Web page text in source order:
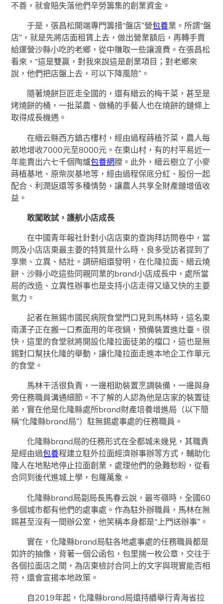
不善，就會賠失落他們辛勞籌集的創業資金。
于是，張昌松開端專門籌措“盤店”營包養業。所謂“盤
店”，就是先將店面租賃上去，做出營業額后，再轉手賣
給運營沙縣小吃的老鄉，從中賺取一些讓渡費。在張昌松
看來，“這是雙贏，對我來說這是創業項目；對老鄉來
說，他們把店盤上去，可以下降風險”。
隨著燒餅巨匠走全國的，還有縉云的梅干菜，甚至是
烤燒餅的桶，一批菜農、做桶的手藝人也在燒餅的鏈條上
取得成長機遇。
在縉云縣西方鎮古樓村，經由過程蒔植芥菜，農人每
畝地增收7000元至8000元。在東山村，有的村平易近一
年能賣出六七千個陶爐包養網膛。此外，縉云樹立了小麥
蒔植基地、原柴炭基地等，經由過程保底分紅、股份一起
配合、利潤返還等多種情勢，讓農人共享全財產鏈增值收
益。
敢闖敢試，護航小店成長
在中國青年報社針對小店店東的查詢拜訪問卷中，當
問及小店店東最主要的特質是什么時，良多受訪者提到了
享樂、立異、結壯。調研組還發明，在化隆拉面、縉云燒
餅、沙縣小吃這些同親同業的brand小店成長中，處所當
局的改造、立異性辦事也是支持小店走得又遠又快的主要
氣力。
記者在無錫市國民病院食堂門口見到馬林時，這名東
南漢子正在搬一口煮面用的年夜鍋，預備裝置進灶臺。很
快，這里的食堂就將開設化隆拉面徒弟的檔口，這也是無
錫對口幫扶化隆的舉動，讓化隆拉面走進本地企工作單元
的食堂。
馬林干活很負責，一邊相助裝置烹調裝備，一邊與身
旁任務職員溝通細節。不了解的人認為他是店家的裝置徒
弟，實在他是化隆縣處所brand財產培養增進局（以下簡
稱“化隆縣brand局”）駐無錫處事處的任務職員。
化隆縣brand局的任務形式在全都城未幾見，其職責
是經由過包養程建立駐外拉面經濟辦事辦等方式，輔助化
隆人在地點地停止拉面創業，處理他們的急難愁盼，從看
合同到後代進城上學，包羅萬象。
化隆縣brand局副局長馬春云說，最岑嶺時，全國60
多個城市都有他們的處事處。作為駐外辦職員，馬林在無
錫甚至沒有一間辦公室，他笑稱本身都是“上門送辦事”。
實在，化隆縣brand局駐各地處事處的任務職員都是
如許的抽像，背著一個公函包，包里揣一枚公章，交往于
各個拉面店之間，為店東檢討合同上的文字與現實能否相
符，還會宣揚本地政策。
自2019年起，化隆縣brand局還持續舉行青海省拉